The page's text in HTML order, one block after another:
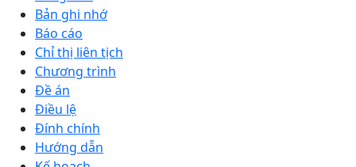
Bản ghi nhớ
Báo cáo
Chỉ thị liên tịch
Chương trình
Đề án
Điều lệ
Đính chính
Hướng dẫn